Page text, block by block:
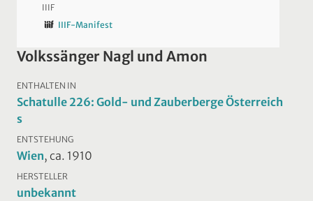
IIIF
IIIF-Manifest
Volkssänger Nagl und Amon
ENTHALTEN IN
Schatulle 226: Gold- und Zauberberge Österreich
s
ENTSTEHUNG
Wien, ca. 1910
HERSTELLER
unbekannt